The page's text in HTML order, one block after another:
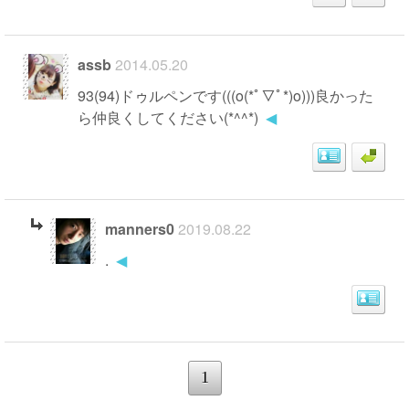
assb2014.05.20
93(94)ドゥルペンです(((o(*ﾟ▽ﾟ*)o)))良かった
ら仲良くしてください(*^^*) ◀
manners02019.08.22
. ◀
1